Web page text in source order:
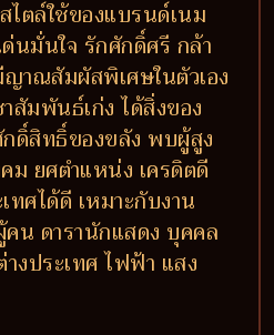
ตล์ใช้ของแบรนด์เนม
นมั่นใจ รักศักดิ์ศรี กล้า
าณสัมผัสพิเศษในตัวเอง
สัมพันธ์เก่ง ได้สิ่งของ
ดิ์สิทธิ์ของขลัง พบผู้สูง
ม ยศตำแหน่ง เครดิตดี
ทศได้ดี เหมาะกับงาน
น ดารานักแสดง บุคคล
งประเทศ ไฟฟ้า แสง